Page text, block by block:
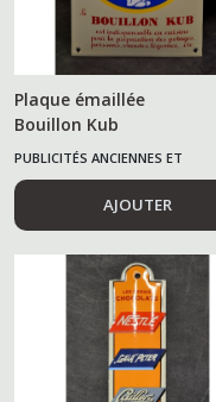
Plaque émaillée
Bouillon Kub
PUBLICITÉS ANCIENNES ET
ALIMENTAIRES
AJOUTER